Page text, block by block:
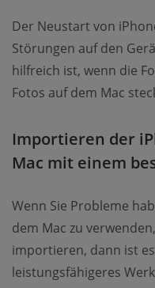
Der Neustart von
Störungen auf den
hilfreich ist, wenn die
Fotos auf dem Mac
Importieren der
Mac mit einem
Wenn Sie Probleme
dem Mac zu
importieren, dann ist
leistungsfähigeres